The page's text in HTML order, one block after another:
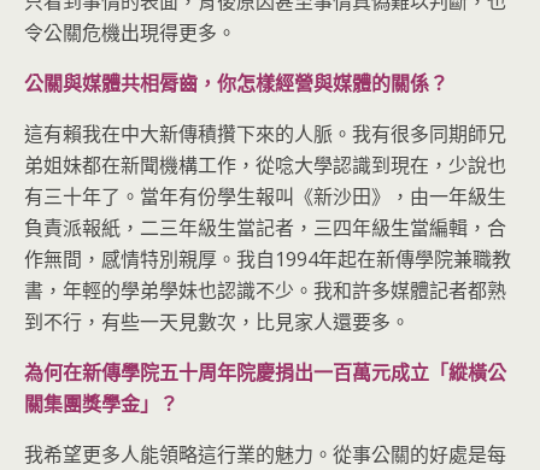
令公關危機出現得更多。
公關與媒體共相脣齒，你怎樣經營與媒體的關係？
這有賴我在中大新傳積攢下來的人脈。我有很多同期師兄
弟姐妹都在新聞機構工作，從唸大學認識到現在，少說也
有三十年了。當年有份學生報叫《新沙田》，由一年級生
負責派報紙，二三年級生當記者，三四年級生當編輯，合
作無間，感情特別親厚。我自1994年起在新傳學院兼職教
書，年輕的學弟學妹也認識不少。我和許多媒體記者都熟
到不行，有些一天見數次，比見家人還要多。
為何在新傳學院五十周年院慶捐出一百萬元成立「縱橫公
關集團獎學金」？
我希望更多人能領略這行業的魅力。從事公關的好處是每